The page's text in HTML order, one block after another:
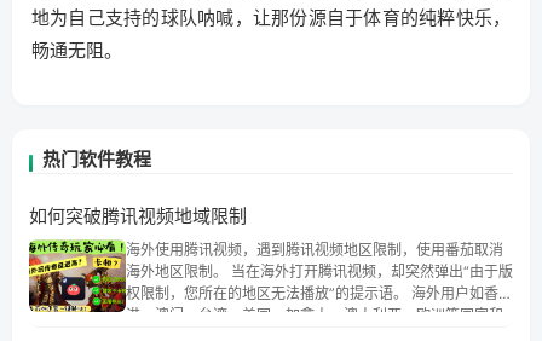
地为自己支持的球队呐喊，让那份源自于体育的纯粹快乐，
畅通无阻。
热门软件教程
如何突破腾讯视频地域限制
海外使用腾讯视频，遇到腾讯视频地区限制，使用番茄取消
海外地区限制。 当在海外打开腾讯视频，却突然弹出“由于版
权限制，您所在的地区无法播放”的提示语。 海外用户如香
港、澳门、台湾、美国、加拿大、澳大利亚、欧洲等国家和